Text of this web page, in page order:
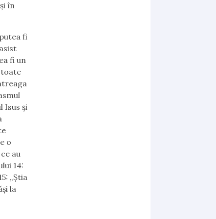
în
fi
fi un
toate
Isus şi
o
au
14:
„Știa
la